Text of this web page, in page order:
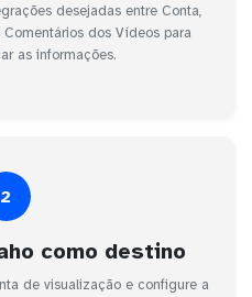
desejadas entre Conta,
dos Vídeos para
as informações.
2
como destino
de visualização e configure a